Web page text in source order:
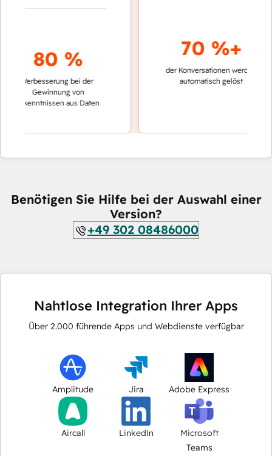
80 %
Verbesserung bei der
Gewinnung von
aus Daten
70 %+
der Konversationen werden
automatisch gelöst
Benötigen Sie Hilfe bei der Auswahl einer
Version?
+49 302 08486000
Nahtlose Integration Ihrer Apps
Über 2.000 führende Apps und Webdienste verfügbar
Amplitude Jira Adobe Express
Aircall LinkedIn
Microsoft
Teams